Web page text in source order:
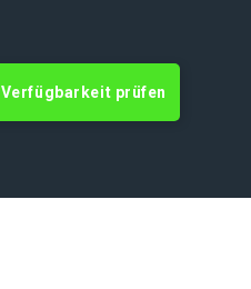
Verfügbarkeit prüfen